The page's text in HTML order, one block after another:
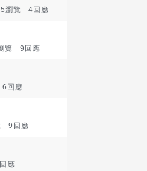
瀏覽 4回應
覽 9回應
回應
9回應
應